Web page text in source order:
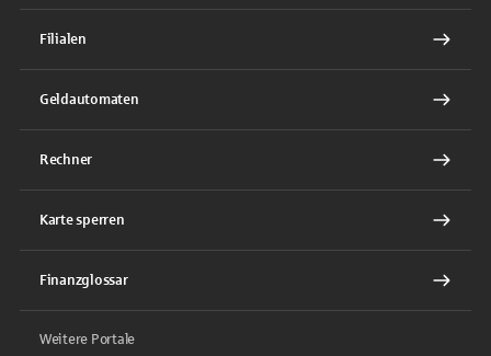
Filialen
Geldautomaten
Rechner
Karte sperren
Finanzglossar
Weitere Portale